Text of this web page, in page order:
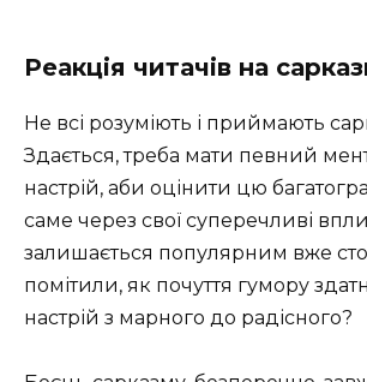
Реакція читачів на
Не всі розуміють і приймають
Здається, треба мати певний
настрій, аби оцінити цю
саме через свої суперечливі
залишається популярним вже
помітили, як почуття гумору
настрій з марного до радісного?